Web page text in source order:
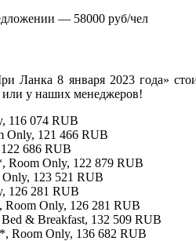
— 58000 руб/чел
Ланка 8 января 2023 года»
или у наших менеджеров!
116 074 RUB
Only, 121 466 RUB
686 RUB
Room Only, 122 879 RUB
123 521 RUB
126 281 RUB
Room Only, 126 281 RUB
& Breakfast, 132 509 RUB
Room Only, 136 682 RUB